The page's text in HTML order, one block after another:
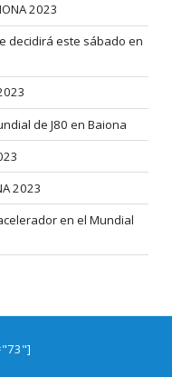
2023
decidirá este sábado en
de J80 en Baiona
2023
en el Mundial